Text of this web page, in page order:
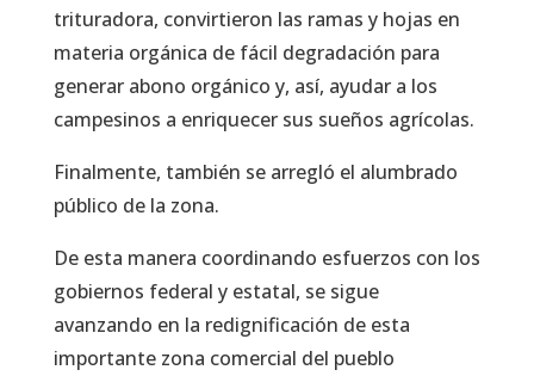
trituradora, convirtieron las ramas y hojas en
materia orgánica de fácil degradación para
generar abono orgánico y, así, ayudar a los
campesinos a enriquecer sus sueños agrícolas.
Finalmente, también se arregló el alumbrado
público de la zona.
De esta manera coordinando esfuerzos con los
gobiernos federal y estatal, se sigue
avanzando en la redignificación de esta
importante zona comercial del pueblo